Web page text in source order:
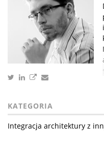
KATEGORIA
Integracja architektury z